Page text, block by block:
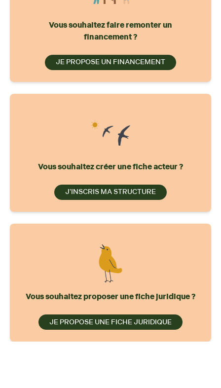
Vous souhaitez faire remonter un
financement ?
JE PROPOSE UN FINANCEMENT
Vous souhaitez créer une fiche acteur ?
J'INSCRIS MA STRUCTURE
Vous souhaitez proposer une fiche juridique ?
JE PROPOSE UNE FICHE JURIDIQUE